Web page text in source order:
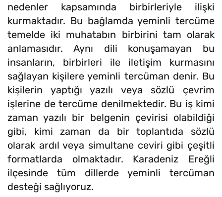
nedenler kapsamında birbirleriyle ilişki
kurmaktadır. Bu bağlamda yeminli tercüme
temelde iki muhatabın birbirini tam olarak
anlamasıdır. Aynı dili konuşamayan bu
insanların, birbirleri ile iletişim kurmasını
sağlayan kişilere yeminli tercüman denir. Bu
kişilerin yaptığı yazılı veya sözlü çevrim
işlerine de tercüme denilmektedir. Bu iş kimi
zaman yazılı bir belgenin çevirisi olabildiği
gibi, kimi zaman da bir toplantıda sözlü
olarak ardıl veya simultane ceviri gibi çeşitli
formatlarda olmaktadır. Karadeniz Ereğli
ilçesinde tüm dillerde yeminli tercüman
desteği sağlıyoruz.